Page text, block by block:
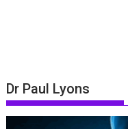
Dr Paul Lyons